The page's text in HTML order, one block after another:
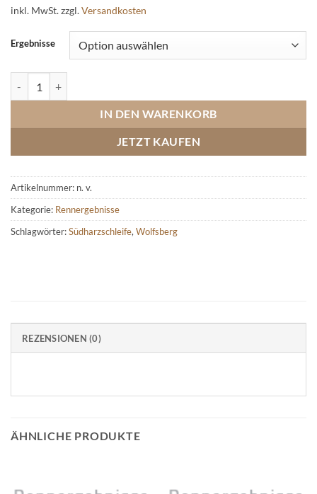
inkl. MwSt.zzgl.Versandkosten
Ergebnisse
IN DEN WARENKORB
JETZT KAUFEN
Artikelnummer: n. v.
Kategorie: Rennergebnisse
Schlagwörter:Südharzschleife, Wolfsberg
REZENSIONEN (0)
ÄHNLICHE PRODUKTE